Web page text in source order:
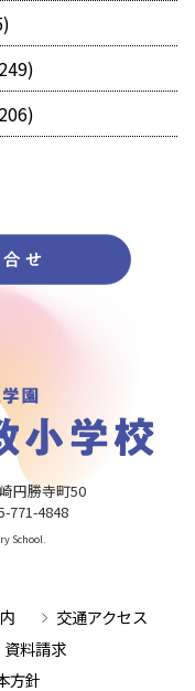
円勝寺町50
771-4848
School.
交通アクセス
資料請求
方針